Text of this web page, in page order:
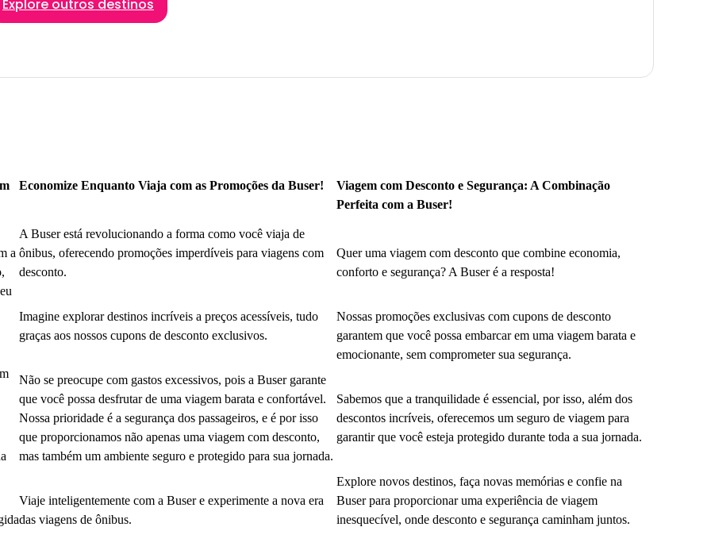
Explore outros destinos
a
Economize Enquanto Viaja com as Promoções da Buser!
A Buser está revolucionando a forma como você viaja de
ônibus, oferecendo promoções imperdíveis para viagens com
desconto.
Imagine explorar destinos incríveis a preços acessíveis, tudo
graças aos nossos cupons de desconto exclusivos.
Não se preocupe com gastos excessivos, pois a Buser garante
que você possa desfrutar de uma viagem barata e confortável.
Nossa prioridade é a segurança dos passageiros, e é por isso
que proporcionamos não apenas uma viagem com desconto,
mas também um ambiente seguro e protegido para sua jornada.
Viaje inteligentemente com a Buser e experimente a nova era
das viagens de ônibus.
Viagem com Desconto e Segurança: A Combinação
Perfeita com a Buser!
Quer uma viagem com desconto que combine economia,
conforto e segurança? A Buser é a resposta!
Nossas promoções exclusivas com cupons de desconto
garantem que você possa embarcar em uma viagem barata e
emocionante, sem comprometer sua segurança.
Sabemos que a tranquilidade é essencial, por isso, além dos
descontos incríveis, oferecemos um seguro de viagem para
garantir que você esteja protegido durante toda a sua jornada.
Explore novos destinos, faça novas memórias e confie na
Buser para proporcionar uma experiência de viagem
inesquecível, onde desconto e segurança caminham juntos.